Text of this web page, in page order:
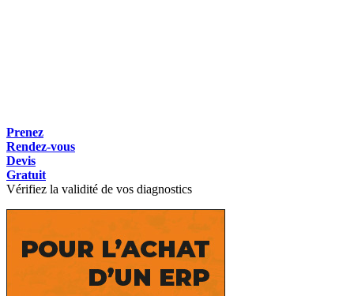
Prenez
Rendez-vous
Devis
Gratuit
Vérifiez la validité de vos diagnostics